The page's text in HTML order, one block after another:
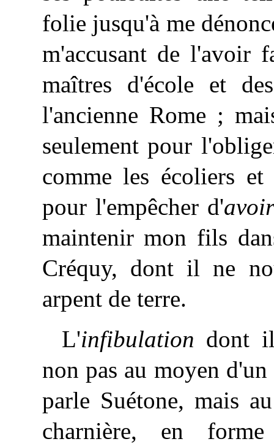
folie jusqu'à me
m'accusant de l'avoir
maîtres d'école et
l'ancienne Rome ;
seulement pour
comme les écoliers
pour l'empêcher d'
maintenir mon fils
Créquy, dont il ne
arpent de terre.
L'infibulation dont
non pas au moyen
parle Suétone, mais
charnière, en